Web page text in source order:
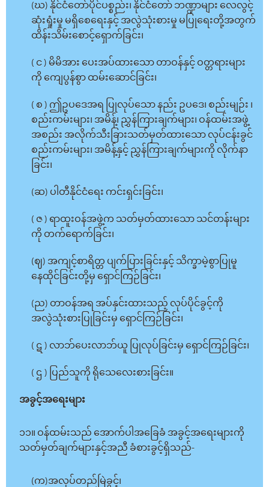
(ဃ) နိုင်ငံတော်ပိုင်ပစ္စည်း၊ နိုင်ငံတော် ဘဏ္ဍာများ လေလွင့်
ဆုံးရှုံးမှု မရှိစေရေးနှင့် အလွဲသုံးစားမှု မပြုရေးတို့အတွက်
ထိန်းသိမ်းစောင့်ရှောက်ခြင်း၊
( င ) မိမိအား ပေးအပ်ထားသော တာဝန်နှင့် ဝတ္တရားများ
ကို ကျေပွန်စွာ ထမ်းဆောင်ခြင်း၊
( စ ) ဤဥပဒေအရ ပြုလုပ်သော နည်း ဥပဒေ၊ စည်းမျဉ်း ၊
စည်းကမ်းများ၊ အမိန့်၊ ညွှန်ကြားချက်များ၊ ဝန်ထမ်းအဖွဲ့
အစည်း အလိုက်သီးခြားသတ်မှတ်ထားသော လုပ်ငန်းခွင်
စည်းကမ်းများ၊ အမိန့်နှင့် ညွှန်ကြားချက်များကို လိုက်နာ
ခြင်း၊
(ဆ) ပါတီနိုင်ငံရေး ကင်းရှင်းခြင်း၊
( ဇ ) ရာထူးဝန်အဖွဲ့က သတ်မှတ်ထားသော သင်တန်းများ
ကို တက်ရောက်ခြင်း၊
(ဈ) အကျင့်စာရိတ္တ ပျက်ပြားခြင်းနှင့် သိက္ခာမဲ့စွာပြုမူ
နေထိုင်ခြင်းတို့မှ ရှောင်ကြဉ်ခြင်း၊
(ည) တာဝန်အရ အပ်နှင်းထားသည့် လုပ်ပိုင်ခွင့်ကို
အလွဲသုံးစားပြုခြင်းမှ ရှောင်ကြဉ်ခြင်း၊
( ဋ ) လာဘ်ပေးလာဘ်ယူ ပြုလုပ်ခြင်းမှ ရှောင်ကြဉ်ခြင်း၊
( ဌ ) ပြည်သူကို ရိုသေလေးစားခြင်း။
အခွင့်အရေးများ
၁၁။ ဝန်ထမ်းသည် အောက်ပါအခြေခံ အခွင့်အရေးများကို
သတ်မှတ်ချက်များနှင့်အညီ ခံစားခွင့်ရှိသည်-
(က)အလုပ်တည်မြဲခွင့်၊